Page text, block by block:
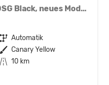
1.5 eTSI 110 kW R-Line DSG Black, neues Modell, 19-Zoll, Winter, sofort
Getriebe Automatik
Außenfarbe Canary Yellow
Kilometerstand 10 km